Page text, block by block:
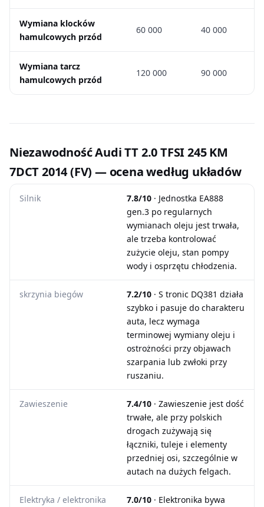
Wymiana klocków
hamulcowych przód
60 000 40 000
Wymiana tarcz
hamulcowych przód
120 000 90 000
Niezawodność Audi TT 2.0 TFSI 245 KM
7DCT 2014 (FV) — ocena według układów
Silnik 7.8/10 · Jednostka EA888
gen.3 po regularnych
wymianach oleju jest trwała,
ale trzeba kontrolować
zużycie oleju, stan pompy
wody i osprzętu chłodzenia.
skrzynia biegów 7.2/10 · S tronic DQ381 działa
szybko i pasuje do charakteru
auta, lecz wymaga
terminowej wymiany oleju i
ostrożności przy objawach
szarpania lub zwłoki przy
ruszaniu.
Zawieszenie 7.4/10 · Zawieszenie jest dość
trwałe, ale przy polskich
drogach zużywają się
łączniki, tuleje i elementy
przedniej osi, szczególnie w
autach na dużych felgach.
Elektryka / elektronika 7.0/10 · Elektronika bywa